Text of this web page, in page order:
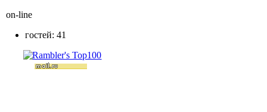
on-line
гостей: 41